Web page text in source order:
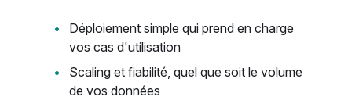
Déploiement simple qui prend en charge
vos cas d'utilisation
Scaling et fiabilité, quel que soit le volume
de vos données